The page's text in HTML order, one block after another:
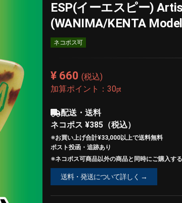
ESP(イーエスピー)
(WANIMA/KENTA
ネコポス可
¥ 660 (税込)
加算ポイント： 30pt
配送・送料
ネコポス ¥385 （税込）
※お買い上げ合計¥33,000以上で送料無料
ポスト投函・追跡あり
※ネコポス可商品以外の商品と同時にご購入す
送料・発送について詳しく →